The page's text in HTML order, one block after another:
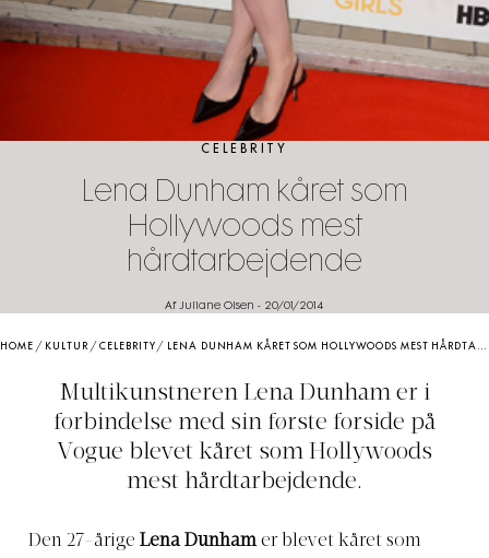
CELEBRITY
Lena Dunham kåret som
Hollywoods mest
hårdtarbejdende
Af Juliane Olsen - 20/01/2014
HOME / KULTUR /CELEBRITY / LENA DUNHAM KÅRET SOM HOLLYWOODS MEST HÅRDTARBEJDENDE
Multikunstneren Lena Dunham er i
forbindelse med sin første forside på
Vogue blevet kåret som Hollywoods
mest hårdtarbejdende.
Den 27-årige Lena Dunhamer blevet kåret som